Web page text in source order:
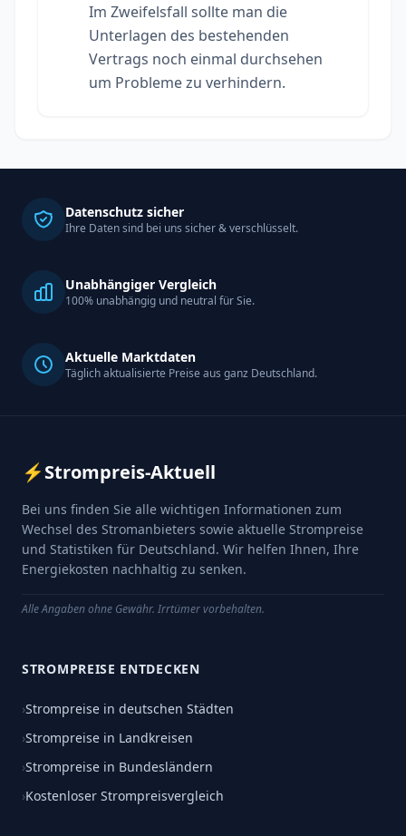
Im Zweifelsfall sollte man die
Unterlagen des bestehenden
Vertrags noch einmal durchsehen
um Probleme zu verhindern.
Datenschutz sicher
Ihre Daten sind bei uns sicher & verschlüsselt.
Unabhängiger Vergleich
100% unabhängig und neutral für Sie.
Aktuelle Marktdaten
Täglich aktualisierte Preise aus ganz Deutschland.
⚡Strompreis-Aktuell
Bei uns finden Sie alle wichtigen Informationen zum
Wechsel des Stromanbieters sowie aktuelle Strompreise
und Statistiken für Deutschland. Wir helfen Ihnen, Ihre
Energiekosten nachhaltig zu senken.
Alle Angaben ohne Gewähr. Irrtümer vorbehalten.
STROMPREISE ENTDECKEN
›Strompreise in deutschen Städten
›Strompreise in Landkreisen
›Strompreise in Bundesländern
›Kostenloser Strompreisvergleich